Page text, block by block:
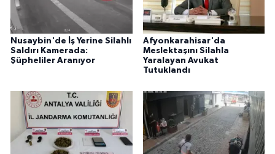
Nusaybin'de İş Yerine Silahlı
Saldırı Kamerada:
Şüpheliler Aranıyor
Afyonkarahisar'da
Meslektaşını Silahla
Yaralayan Avukat
Tutuklandı